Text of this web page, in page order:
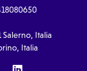
Salerno, Italia
Italia